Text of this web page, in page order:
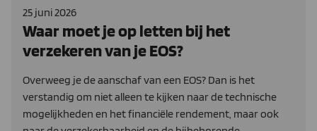
25 juni 2026
Waar moet je op letten bij het
verzekeren van je EOS?
Overweeg je de aanschaf van een EOS? Dan is het
verstandig om niet alleen te kijken naar de technische
mogelijkheden en het financiële rendement, maar ook